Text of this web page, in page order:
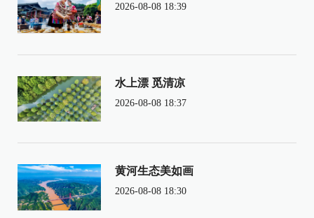
2026-08-08 18:39
水上漂 觅清凉
2026-08-08 18:37
黄河生态美如画
2026-08-08 18:30